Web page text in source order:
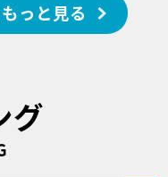
っと見る
グ